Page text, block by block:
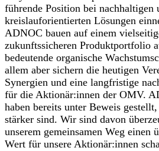
führende Position bei nachhaltigen
kreislauforientierten Lösungen
ADNOC bauen auf einem
zukunftssicheren Produktportfolio
bedeutende organische
allem aber sichern die heutigen
Synergien und eine langfristige
für die Aktionär:innen der OMV.
haben bereits unter Beweis
stärker sind. Wir sind davon
unserem gemeinsamen Weg einen
Wert für unsere Aktionär:innen